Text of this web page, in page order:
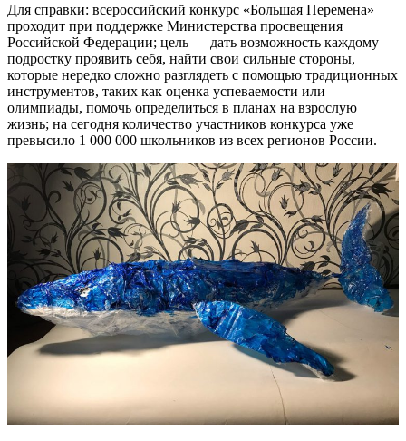
Для справки: всероссийский конкурс «Большая Перемена»
проходит при поддержке Министерства просвещения
Российской Федерации; цель — дать возможность каждому
подростку проявить себя, найти свои сильные стороны,
которые нередко сложно разглядеть с помощью традиционных
инструментов, таких как оценка успеваемости или
олимпиады, помочь определиться в планах на взрослую
жизнь; на сегодня количество участников конкурса уже
превысило 1 000 000 школьников из всех регионов России.